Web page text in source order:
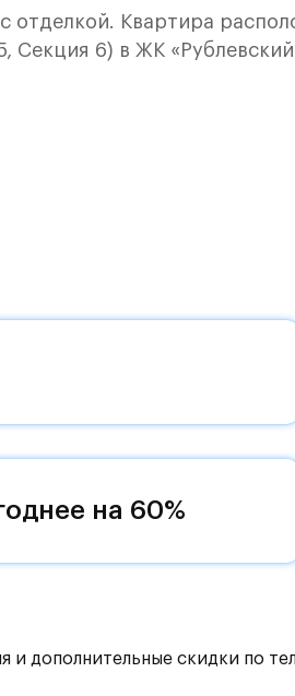
отделкой. Квартира
Секция 6) в ЖК
отделки и кухни.
добраться до столицы.
евроквартиры с
наземное метро МЦД
минут на «Северный
на 60%
и дополнительные скидки по